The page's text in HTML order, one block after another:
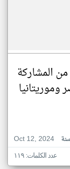
المشاركة
وموريتانيا
Oct 12, 2024
عدد الكلمات: ١١٩